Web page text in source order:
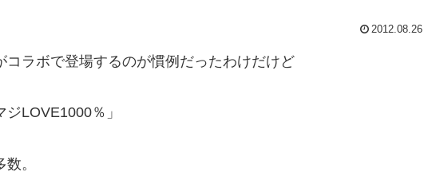
2012.08.26
コラボで登場するのが慣例だったわけだけど
LOVE1000％」
。